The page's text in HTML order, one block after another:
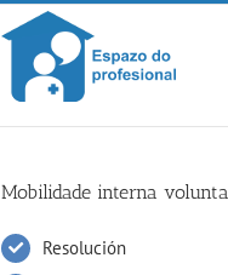
Mobilidade interna
Resolución